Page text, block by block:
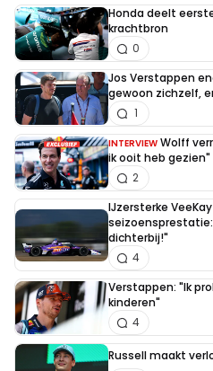
Honda deelt
krachtbron
0
Jos Verstappen
gewoon zichzelf,
1
INTERVIEW Wolff
ik ooit heb gezien"
2
IJzersterke
dichterbij!"
4
Verstappen: "Ik
kinderen"
4
Russell maakt